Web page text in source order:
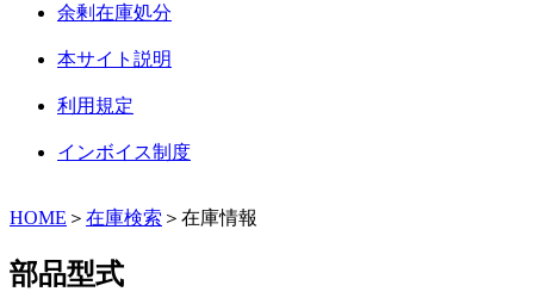
余剰在庫処分
本サイト説明
利用規定
インボイス制度
HOME ＞ 在庫検索 ＞在庫情報
部品型式